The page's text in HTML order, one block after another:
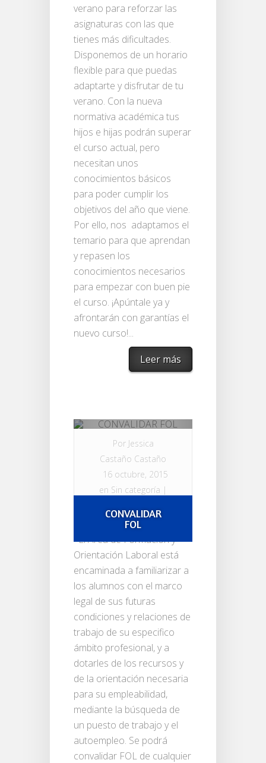
verano para reforzar las
asignaturas con las que
tienes más dificultades.
Disponemos de un horario
flexible para que puedas
adaptarte y disfrutar de tu
verano. Con la nueva
normativa académica tus
hijos e hijas podrán superar
el curso actual, pero
necesitan unos
conocimientos básicos
para poder cumplir los
objetivos del año que viene.
Por ello, nos adaptamos el
temario para que aprendan
y repasen los
conocimientos necesarios
para empezar con buen pie
el curso. ¡Apúntale ya y
afrontarán con garantías el
nuevo curso!...
Leer más
CONVALIDAR
FOL
Por Jessica
Castaño Castaño
16 octubre, 2015
en Sin categoría |
El Área de Formación y
Orientación Laboral está
encaminada a familiarizar a
los alumnos con el marco
legal de sus futuras
condiciones y relaciones de
trabajo de su especifico
ámbito profesional, y a
dotarles de los recursos y
de la orientación necesaria
para su empleabilidad,
mediante la búsqueda de
un puesto de trabajo y el
autoempleo. Se podrá
convalidar FOL de cualquier